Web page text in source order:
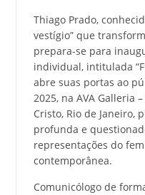
Thiago Prado,
vestígio” que
prepara-se para
individual, intitulada
abre suas portas ao
2025, na AVA Galleria
Cristo, Rio de Janeiro,
profunda e
representações do
contemporânea.
Comunicólogo de